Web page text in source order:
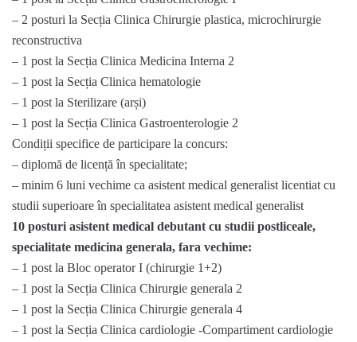
– 2 posturi la Secția Clinica Chirurgie plastica, microchirurgie
reconstructiva
– 1 post la Secția Clinica Medicina Interna 2
– 1 post la Secția Clinica hematologie
– 1 post la Sterilizare (arși)
– 1 post la Secția Clinica Gastroenterologie 2
Condiții specifice de participare la concurs:
– diplomă de licență în specialitate;
– minim 6 luni vechime ca asistent medical generalist licentiat cu
studii superioare în specialitatea asistent medical generalist
10 posturi asistent medical debutant cu studii postliceale,
specialitate medicina generala, fara vechime:
– 1 post la Bloc operator I (chirurgie 1+2)
– 1 post la Secția Clinica Chirurgie generala 2
– 1 post la Secția Clinica Chirurgie generala 4
– 1 post la Secția Clinica cardiologie -Compartiment cardiologie